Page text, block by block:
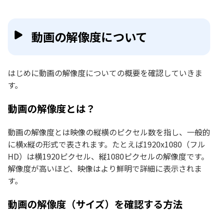
動画の解像度について
はじめに動画の解像度についての概要を確認していきま
す。
動画の解像度とは？
動画の解像度とは映像の縦横のピクセル数を指し、一般的
に横x縦の形式で表されます。たとえば1920x1080（フル
HD）は横1920ピクセル、縦1080ピクセルの解像度です。
解像度が高いほど、映像はより鮮明で詳細に表示されま
す。
動画の解像度（サイズ）を確認する方法